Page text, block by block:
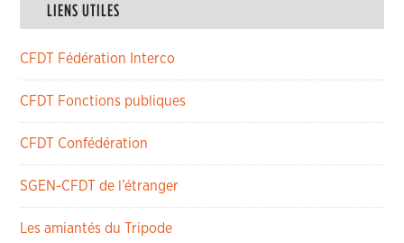
LIENS UTILES
CFDT Fédération Interco
CFDT Fonctions publiques
CFDT Confédération
SGEN-CFDT de l’étranger
Les amiantés du Tripode